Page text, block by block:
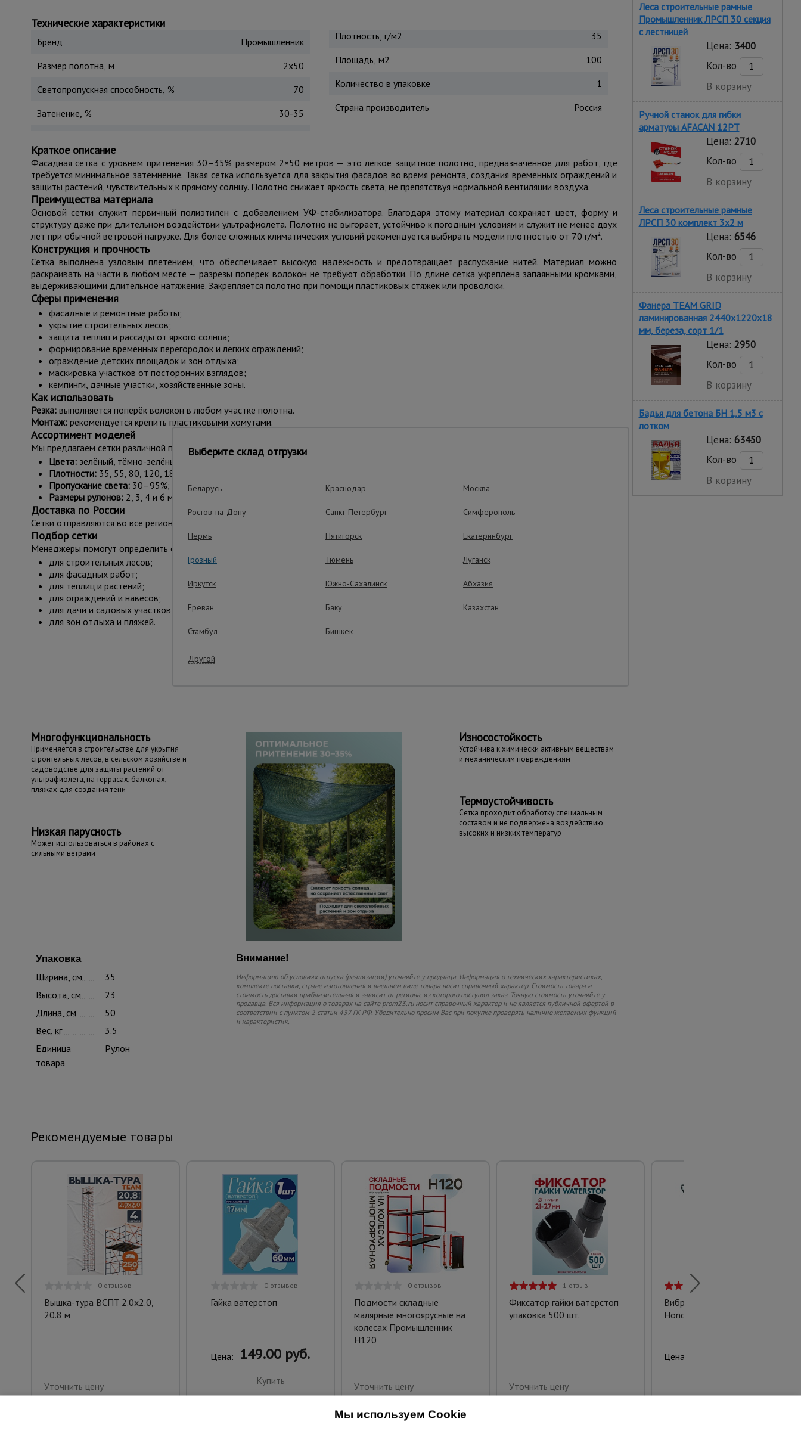
Технические характеристики
Бренд
Промышленник
Размер полотна, м
2х50
Светопропускная способность, %
70
Затенение, %
30-35
Плотность, г/м2
35
Площадь, м2
100
Количество в упаковке
1
Страна производитель
Россия
Краткое описание
Фасадная сетка с уровнем притенения 30–35% размером 2×50 метров — это лёгкое защитное полотно, предназначенное для работ, где
требуется минимальное затемнение. Такая сетка используется для закрытия фасадов во время ремонта, создания временных ограждений и
защиты растений, чувствительных к прямому солнцу. Полотно снижает яркость света, не препятствуя нормальной вентиляции воздуха.
Преимущества материала
Основой сетки служит первичный полиэтилен с добавлением УФ-стабилизатора. Благодаря этому материал сохраняет цвет, форму и
структуру даже при длительном воздействии ультрафиолета. Полотно не выгорает, устойчиво к погодным условиям и служит не менее двух
лет при обычной ветровой нагрузке. Для более сложных климатических условий рекомендуется выбирать модели плотностью от 70 г/м².
Конструкция и прочность
Сетка выполнена узловым плетением, что обеспечивает высокую надёжность и предотвращает распускание нитей. Материал можно
раскраивать на части в любом месте — разрезы поперёк волокон не требуют обработки. По длине сетка укреплена запаянными кромками,
выдерживающими длительное натяжение. Закрепляется полотно при помощи пластиковых стяжек или проволоки.
Сферы применения
фасадные и ремонтные работы;
укрытие строительных лесов;
защита теплиц и рассады от яркого солнца;
формирование временных перегородок и легких ограждений;
ограждение детских площадок и зон отдыха;
маскировка участков от посторонних взглядов;
кемпинги, дачные участки, хозяйственные зоны.
Как использовать
Резка:выполняется поперёк волокон в любом участке полотна.
Монтаж:рекомендуется крепить пластиковыми хомутами.
Ассортимент моделей
Мы предлагаем сетки различной плотности, оттенков и размеров. Можно подобрать материал для любого типа работ.
Цвета:зелёный, тёмно-зелёный, белый, голубой, оранжевый;
Плотности:35, 55, 80, 120, 180 г/м²;
Пропускание света:30–95%;
Размеры рулонов:2, 3, 4 и 6 метров шириной; длина 10–100 м.
Доставка по России
Сетки отправляются во все регионы России транспортными компаниями, курьерской доставкой или в пункты выдачи маркетплейсов.
Подбор сетки
Менеджеры помогут определить оптимальную модель под конкретные задачи:
для строительных лесов;
для фасадных работ;
для теплиц и растений;
для ограждений и навесов;
для дачи и садовых участков;
для зон отдыха и пляжей.
Многофункциональность
Применяется в строительстве для укрытия
строительных лесов, в сельском хозяйстве и
садоводстве для защиты растений от
ультрафиолета, на террасах, балконах,
пляжах для создания тени
Низкая парусность
Может использоваться в районах с
сильными ветрами
Износостойкость
Устойчива к химически активным веществам
и механическим повреждениям
Термоустойчивость
Сетка проходит обработку специальным
составом и не подвержена воздействию
высоких и низких температур
Упаковка
Ширина, см
35
Высота, см
23
Длина, см
50
Вес, кг
3.5
Единица
товара
Рулон
Внимание!
Информацию об условиях отпуска (реализации) уточняйте у продавца. Информация о технических характеристиках,
комплекте поставки, стране изготовления и внешнем виде товара носит справочный характер. Стоимость товара и
стоимость доставки приблизительная и зависит от региона, из которого поступил заказ. Точную стоимость уточняйте у
продавца. Вся информация о товарах на сайте prom23.ru носит справочный характер и не является публичной офертой в
соответствии с пунктом 2 статьи 437 ГК РФ. Убедительно просим Вас при покупке проверять наличие желаемых функций
и характеристик.
Леса строительные рамные
Промышленник ЛРСП 30 секция
с лестницей
Цена: 3400
Кол-во
В корзину
Ручной станок для гибки
арматуры AFACAN 12PT
Цена: 2710
Кол-во
В корзину
Леса строительные рамные
ЛРСП 30 комплект 3x2 м
Цена: 6546
Кол-во
В корзину
Фанера TEAM GRID
ламинированная 2440х1220х18
мм, береза, сорт 1/1
Цена: 2950
Кол-во
В корзину
Бадья для бетона БН 1,5 м3 с
лотком
Цена: 63450
Кол-во
В корзину
Рекомендуемые товары
0 отзывов
Вышка-тура ВСПT 2.0х2.0,
20.8 м
Уточнить цену
0 отзывов
Гайка ватерстоп
Цена: 149.00 руб.
Купить
0 отзывов
Подмости складные
малярные многоярусные на
колесах Промышленник
H120
Уточнить цену
1 отзыв
Фиксатор гайки ватерстоп
упаковка 500 шт.
Уточнить цену
Виброплита бензиновая С-60
Honda с баком для воды
Цена:
Выберите склад отгрузки
Беларусь Краснодар Москва
Ростов-на-Дону Санкт-Петербург Симферополь
Пермь Пятигорск Екатеринбург
Грозный Тюмень Луганск
Иркутск Южно-Сахалинск Абхазия
Ереван Баку Казахстан
Стамбул Бишкек
Другой
Мы используем Cookie